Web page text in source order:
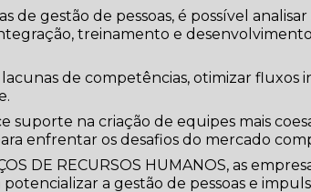
gestão de pessoas, é possível analisar
treinamento e
de competências, otimizar fluxos
suporte na criação de equipes mais
enfrentar os desafios do mercado
DE RECURSOS HUMANOS, as
a gestão de pessoas e